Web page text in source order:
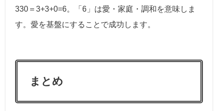
330＝3+3+0=6。「6」は愛・家庭・調和を意味しま
す。愛を基盤にすることで成功します。
まとめ